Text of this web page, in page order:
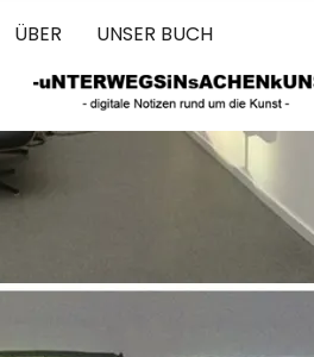
ÜBER UNSER BUCH